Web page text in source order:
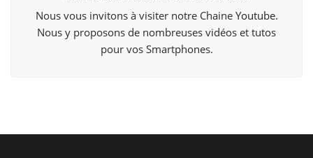
Nous vous invitons à visiter notre Chaine Youtube.
Nous y proposons de nombreuses vidéos et tutos
pour vos Smartphones.